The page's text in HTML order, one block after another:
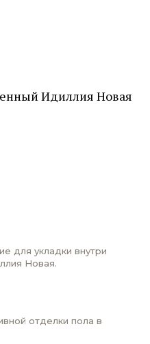
Идиллия Новая
для укладки внутри
Новая.
отделки пола в